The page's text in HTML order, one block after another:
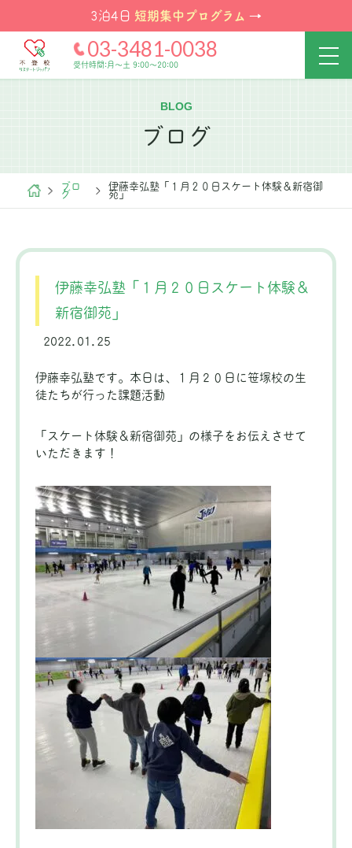
3泊4日 短期集中プログラム →
03-3481-0038
受付時間:月～土 9:00～20:00
BLOG
ブログ
ブロ
グ
伊藤幸弘塾「１月２０日スケート体験＆新宿御
苑」
伊藤幸弘塾「１月２０日スケート体験＆
新宿御苑」
2022.01.25
伊藤幸弘塾です。本日は、１月２０日に笹塚校の生
徒たちが行った課題活動
「スケート体験＆新宿御苑」の様子をお伝えさせて
いただきます！